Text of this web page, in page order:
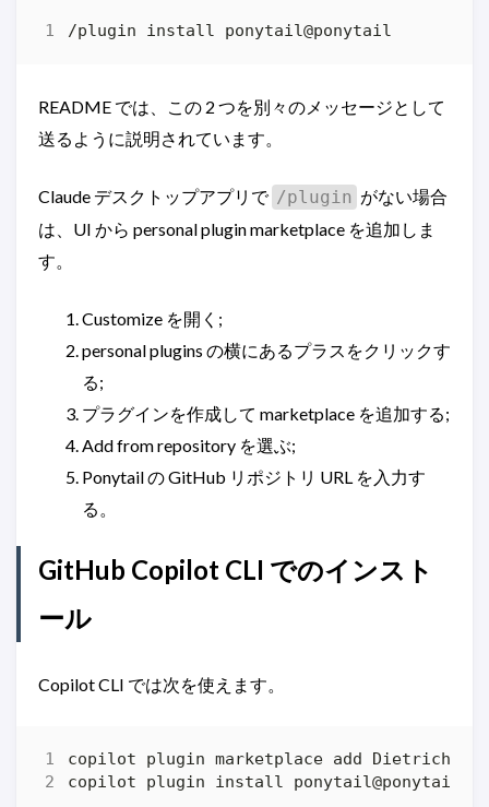
README では、この 2 つを別々のメッセージとして
送るように説明されています。
Claude デスクトップアプリで /plugin がない場合
は、UI から personal plugin marketplace を追加しま
す。
Customize を開く;
personal plugins の横にあるプラスをクリックす
る;
プラグインを作成して marketplace を追加する;
Add from repository を選ぶ;
Ponytail の GitHub リポジトリ URL を入力す
る。
GitHub Copilot CLI でのインスト
ール
Copilot CLI では次を使えます。